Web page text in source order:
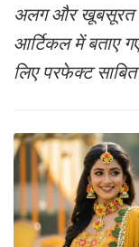
MORE
अलग और खूबसूरत
आर्टिकल में बताए
लिए परफेक्ट